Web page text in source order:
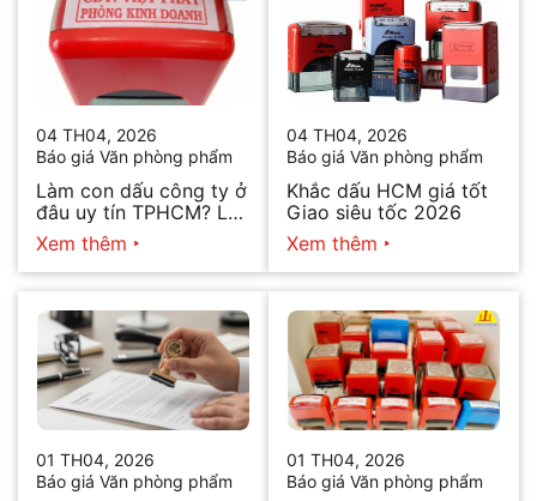
04 TH04, 2026
Báo giá Văn phòng phẩm
Làm con dấu công ty ở
đâu uy tín TPHCM? Lấy
ngay trong ngày 2026
Xem thêm
04 TH04, 2026
Báo giá Văn phòng phẩm
Khắc dấu HCM giá tốt
Giao siêu tốc 2026
Xem thêm
01 TH04, 2026
Báo giá Văn phòng phẩm
01 TH04, 2026
Báo giá Văn phòng phẩm